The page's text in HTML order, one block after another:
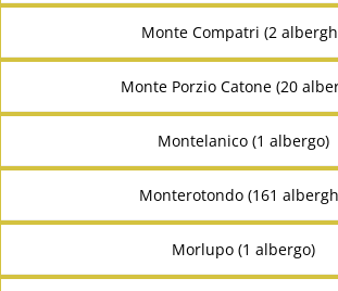
Monte Compatri (2
Monte Porzio Catone (20
Montelanico (1 albergo)
Monterotondo (161
Morlupo (1 albergo)